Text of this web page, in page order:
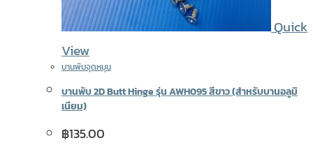
Quick
View
บานพับจุดหมุน
บานพับ 2D Butt Hinge รุ่น AWH095 สีขาว (สำหรับบานอลูมิ
เนียม)
฿135.00